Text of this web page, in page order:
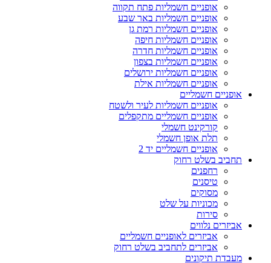
אופניים חשמליות פתח תקווה
אופניים חשמליות באר שבע
אופניים חשמליות רמת גן
אופניים חשמליות חיפה
אופניים חשמליות חדרה
אופניים חשמליות בצפון
אופניים חשמליות ירושלים
אופניים חשמליות אילת
אופניים חשמליים
אופניים חשמליות לעיר ולשטח
אופניים חשמליים מתקפלים
קורקינט חשמלי
תלת אופן חשמלי
אופניים חשמליים יד 2
תחביב בשלט רחוק
רחפנים
טיסנים
מסוקים
מכוניות על שלט
סירות
אביזרים נלווים
אביזרים לאופניים חשמליים
אביזרים לתחביב בשלט רחוק
מעבדת תיקונים